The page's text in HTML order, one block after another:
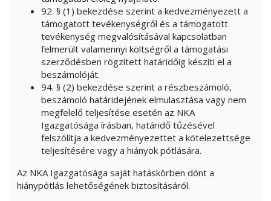
92. § (1) bekezdése szerint a kedvezményezett a
támogatott tevékenységről és a támogatott
tevékenység megvalósításával kapcsolatban
felmerült valamennyi költségről a támogatási
szerződésben rögzített határidőig készíti el a
beszámolóját.
94. § (2) bekezdése szerint a részbeszámoló,
beszámoló határidejének elmulasztása vagy nem
megfelelő teljesítése esetén az NKA
Igazgatósága írásban, határidő tűzésével
felszólítja a kedvezményezettet a kötelezettsége
teljesítésére vagy a hiányok pótlására.
Az NKA Igazgatósága saját hatáskörben dönt a
hiánypótlás lehetőségének biztosításáról.